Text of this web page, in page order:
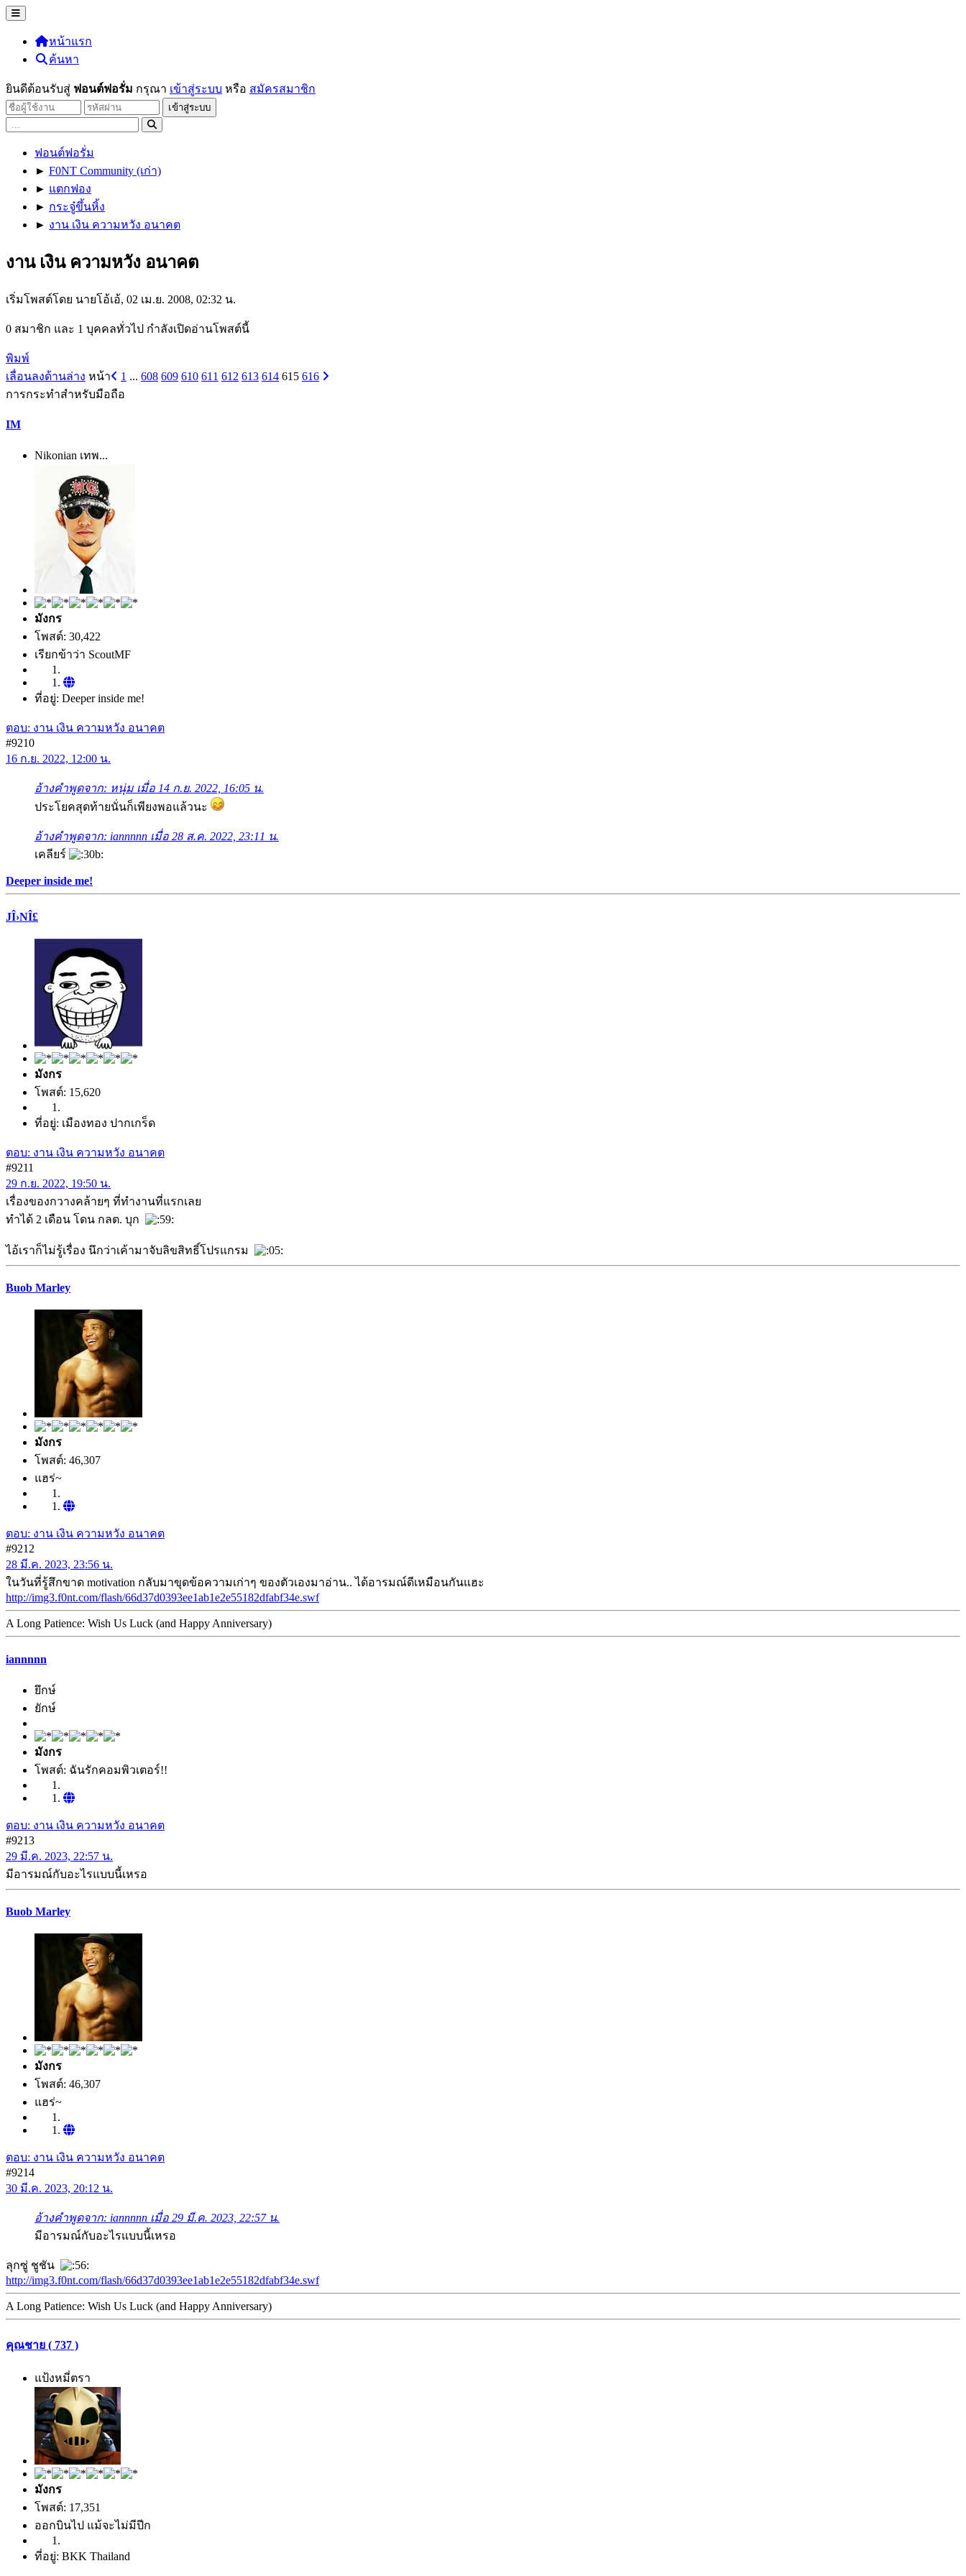
หน้าแรก
ค้นหา
ยินดีต้อนรับสู่ ฟอนต์ฟอรั่ม กรุณา เข้าสู่ระบบ หรือ สมัครสมาชิก
ฟอนต์ฟอรั่ม
► F0NT Community (เก่า)
► แตกฟอง
► กระจู๋ขึ้นหิ้ง
► งาน เงิน ความหวัง อนาคต
งาน เงิน ความหวัง อนาคต
เริ่มโพสต์โดย นายโอ้เอ้, 02 เม.ย. 2008, 02:32 น.
0 สมาชิก และ 1 บุคคลทั่วไป กำลังเปิดอ่านโพสต์นี้
พิมพ์
เลื่อนลงด้านล่าง หน้า 1 ... 608 609 610 611 612 613 614 615 616
การกระทำสำหรับมือถือ
IM
Nikonian เทพ...
มังกร
โพสต์: 30,422
เรียกข้าว่า ScoutMF
ที่อยู่: Deeper inside me!
ตอบ: งาน เงิน ความหวัง อนาคต
#9210
16 ก.ย. 2022, 12:00 น.
อ้างคำพูดจาก: หนุ่ม เมื่อ 14 ก.ย. 2022, 16:05 น.
ประโยคสุดท้ายนั่นก็เพียงพอแล้วนะ
อ้างคำพูดจาก: iannnnn เมื่อ 28 ส.ค. 2022, 23:11 น.
เคลียร์
Deeper inside me!
JÎ›NÎ£
มังกร
โพสต์: 15,620
ที่อยู่: เมืองทอง ปากเกร็ด
ตอบ: งาน เงิน ความหวัง อนาคต
#9211
29 ก.ย. 2022, 19:50 น.
เรื่องของกวางคล้ายๆ ที่ทำงานที่แรกเลย
ทำได้ 2 เดือน โดน กลต. บุก
ไอ้เราก็ไม่รู้เรื่อง นึกว่าเค้ามาจับลิขสิทธิ์โปรแกรม
Buob Marley
มังกร
โพสต์: 46,307
แฮร่~
ตอบ: งาน เงิน ความหวัง อนาคต
#9212
28 มี.ค. 2023, 23:56 น.
ในวันที่รู้สึกขาด motivation กลับมาขุดข้อความเก่าๆ ของตัวเองมาอ่าน.. ได้อารมณ์ดีเหมือนกันแฮะ
http://img3.f0nt.com/flash/66d37d0393ee1ab1e2e55182dfabf34e.swf
A Long Patience: Wish Us Luck (and Happy Anniversary)
iannnnn
ยึกษ์
ยักษ์
มังกร
โพสต์: ฉันรักคอมพิวเตอร์!!
ตอบ: งาน เงิน ความหวัง อนาคต
#9213
29 มี.ค. 2023, 22:57 น.
มีอารมณ์กับอะไรแบบนี้เหรอ
Buob Marley
มังกร
โพสต์: 46,307
แฮร่~
ตอบ: งาน เงิน ความหวัง อนาคต
#9214
30 มี.ค. 2023, 20:12 น.
อ้างคำพูดจาก: iannnnn เมื่อ 29 มี.ค. 2023, 22:57 น.
มีอารมณ์กับอะไรแบบนี้เหรอ
ลุกซู่ ชูชัน
http://img3.f0nt.com/flash/66d37d0393ee1ab1e2e55182dfabf34e.swf
A Long Patience: Wish Us Luck (and Happy Anniversary)
คุณชาย ( 737 )
แป้งหมี่ตรา
มังกร
โพสต์: 17,351
ออกบินไป แม้จะไม่มีปีก
ที่อยู่: BKK Thailand